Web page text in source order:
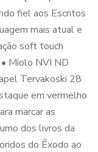
fiel aos Escritos
mais atual e
soft touch
Miolo NVI ND
Tervakoski 28
em vermelho
marcar as
dos livros da
do Êxodo ao